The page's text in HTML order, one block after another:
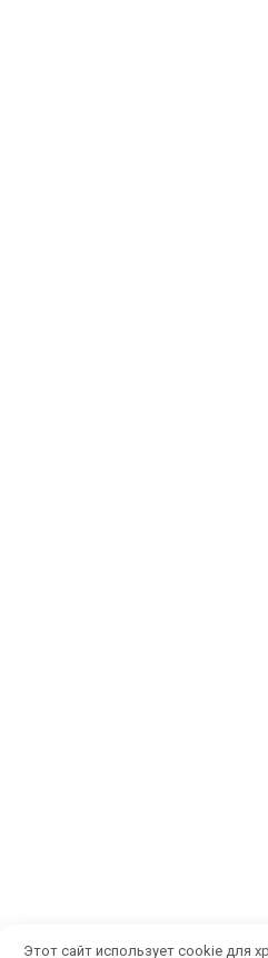
Этот сайт использует cookie для